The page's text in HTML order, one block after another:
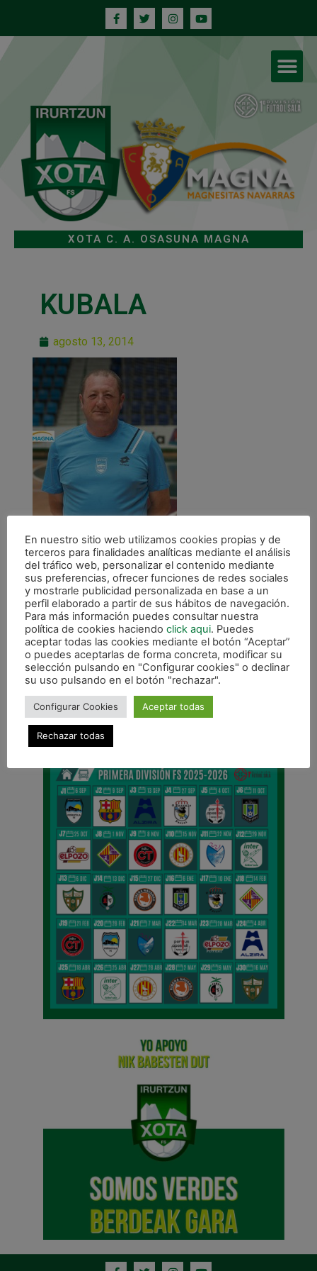
XOTA C. A. OSASUNA MAGNA
KUBALA
agosto 13, 2014
ANTERIOR
Equipo
CALENDARIO DE LIGA
En nuestro sitio web utilizamos cookies propias y de
terceros para finalidades analíticas mediante el análisis
del tráfico web, personalizar el contenido mediante
sus preferencias, ofrecer funciones de redes sociales
y mostrarle publicidad personalizada en base a un
perfil elaborado a partir de sus hábitos de navegación.
Para más información puedes consultar nuestra
política de cookies haciendo click aqui. Puedes
aceptar todas las cookies mediante el botón “Aceptar”
o puedes aceptarlas de forma concreta, modificar su
selección pulsando en "Configurar cookies" o declinar
su uso pulsando en el botón "rechazar".
Configurar Cookies Aceptar todas
Rechazar todas